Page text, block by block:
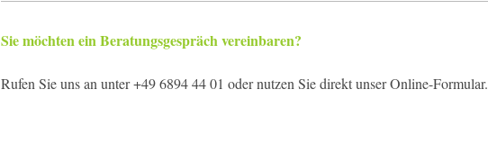
Sie möchten ein Beratungsgespräch vereinbaren?
Rufen Sie uns an unter +49 6894 44 01 oder nutzen Sie direkt unser Online-Formular.